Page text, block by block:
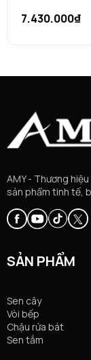
7.430.000₫
AMY - Thương
sản phẩm tinh tế,
SẢN PHẨM
Sen cây
Vòi bếp
Chậu rửa bát
Sen tắm